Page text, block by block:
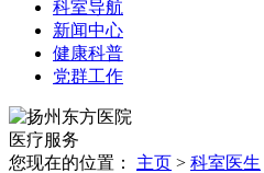
科室导航
新闻中心
健康科普
党群工作
医疗服务
您现在的位置：
主页 > 科室医生